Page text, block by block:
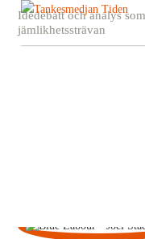
Idédebatt och analys
jämlikhetssträvan